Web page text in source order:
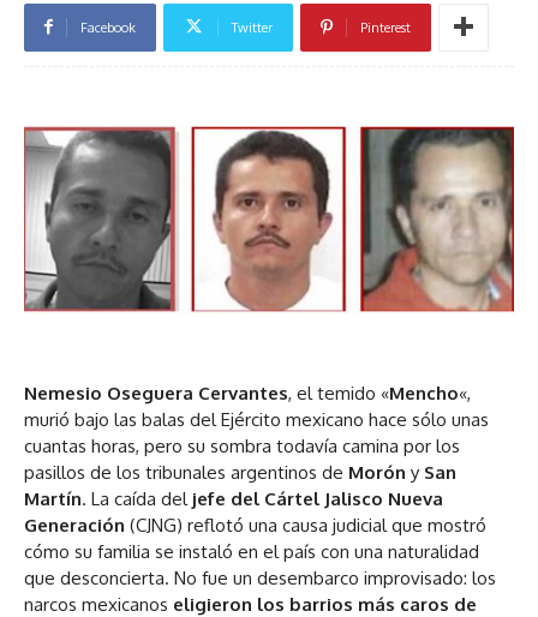
Facebook Twitter Pinterest
Nemesio Oseguera Cervantes, el temido «Mencho«,
murió bajo las balas del Ejército mexicano hace sólo unas
cuantas horas, pero su sombra todavía camina por los
pasillos de los tribunales argentinos de Morón y San
Martín. La caída del jefe del Cártel Jalisco Nueva
Generación (CJNG) reflotó una causa judicial que mostró
cómo su familia se instaló en el país con una naturalidad
que desconcierta. No fue un desembarco improvisado: los
narcos mexicanos eligieron los barrios más caros de